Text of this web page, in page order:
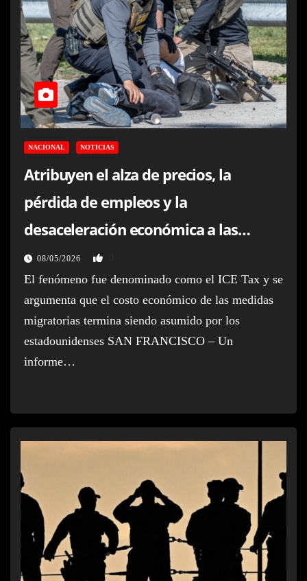
NACIONAL NOTICIAS
Atribuyen el alza de precios, la
pérdida de empleos y la
desaceleración económica a las
deportaciones masivas de Trump
08/05/2026
El fenómeno fue denominado como el ICE Tax y se
argumenta que el costo económico de las medidas
migratorias termina siendo asumido por los
estadounidenses SAN FRANCISCO – Un
informe…